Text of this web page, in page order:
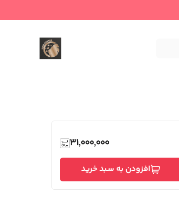
31,000,000
افزودن به سبد خرید